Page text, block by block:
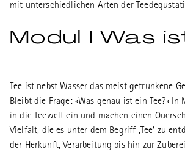
mit unterschiedlichen Arten der
Modul I Was
Tee ist nebst Wasser das meist getrunkene
Bleibt die Frage: «Was genau ist ein Tee?»
in die Teewelt ein und machen einen
Vielfalt, die es unter dem Begriff ‚Tee‘ zu
der Herkunft, Verarbeitung bis hin zur